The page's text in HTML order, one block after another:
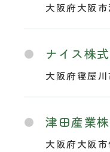
大阪府大阪
ナイス株
大阪府寝屋
津田産業
大阪府大阪